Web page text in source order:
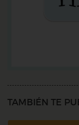
TAMBIÉN TE